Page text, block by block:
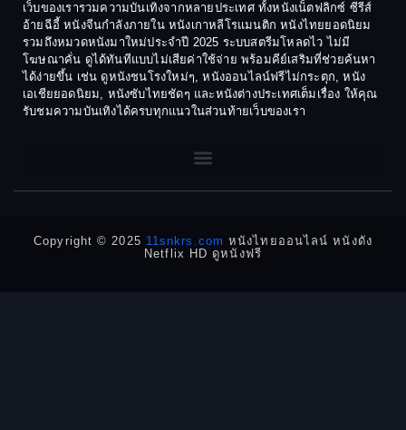
Culture
Dance เต้น
Dark Comedy ตลกร้าย
DC
Detective
Detective สืบสวน
1974
1973
1972
1971
1970
1969
1968
1964
เว็บของเรารวมความบันเทิงจากหลายประเทศ ทั้งหนังเน็ตฟลิกซ์ ซีรีส์
อ้ายฉีอี้ หนังจีนกำลังภายใน หนังเกาหลีโรแมนติก หนังไทยยอดนิยม
รวมถึงหมวดหนังมาใหม่ประจำปี 2025 ระบบสตรีมโหลดไว ไม่มี
โฆษณาคั่น ดูได้ทันทีแบบไม่เสียค่าใช้จ่าย พร้อมคีย์เสริมที่ช่วยค้นหา
ได้ง่ายขึ้น เช่น ดูหนังชนโรงใหม่ๆ, หนังออนไลน์ฟรีไม่กระตุก, หนัง
เอเชียยอดนิยม, หนังซับไทยชัดๆ และหนังต่างประเทศเต็มเรื่อง ให้คุณ
รับชมความบันเทิงได้ครบทุกแนวในส่วนท้ายเว็บของเรา
Copyright © 2025 11snkrs.com หนังไทยออนไลน์ หนังดัง
Netflix HD ดูหนังฟรี